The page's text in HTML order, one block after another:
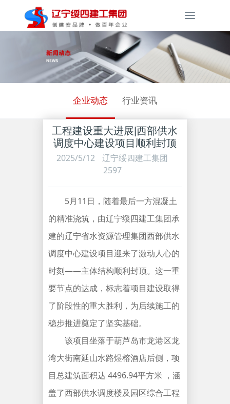
Toggle
企业动态 行业资讯
工程建设重大进展|西部供水
调度中心建设项目顺利封顶
2025/5/12
辽宁绥四建工集团
2597
5月11日，随着最后一方混凝土
的精准浇筑，由辽宁绥四建工集团承
建的辽宁省水资源管理集团西部供水
调度中心建设项目迎来了激动人心的
时刻——主体结构顺利封顶。这一重
要节点的达成，标志着项目建设取得
了阶段性的重大胜利，为后续施工的
稳步推进奠定了坚实基础。
该项目坐落于葫芦岛市龙港区龙
湾大街南延山水路煜榕酒店后侧，项
目总建筑面积达 4496.94平方米 ，涵
盖了西部供水调度楼及园区综合工程